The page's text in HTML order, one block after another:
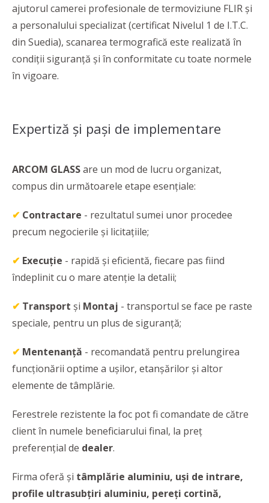
ajutorul camerei profesionale de termoviziune FLIR și
a personalului specializat (certificat Nivelul 1 de I.T.C.
din Suedia), scanarea termografică este realizată în
condiții siguranță și în conformitate cu toate normele
în vigoare.
Expertiză și pași de implementare
ARCOM GLASSare un mod de lucru organizat,
compus din următoarele etape esențiale:
✔ Contractare - rezultatul sumei unor procedee
precum negocierile și licitațiile;
✔ Execuție - rapidă și eficientă, fiecare pas fiind
îndeplinit cu o mare atenție la detalii;
✔ Transport și Montaj - transportul se face pe raste
speciale, pentru un plus de siguranță;
✔ Mentenanță - recomandată pentru prelungirea
funcționării optime a ușilor, etanșărilor și altor
elemente de tâmplărie.
Ferestrele rezistente la foc pot fi comandate de către
client în numele beneficiarului final, la preț
preferențial de dealer.
Firma oferă și tâmplărie aluminiu, uși de intrare,
profile ultrasubțiri aluminiu, pereți cortină,